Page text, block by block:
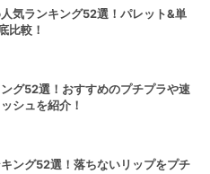
気ランキング52選！パレット&単
比較！
グ52選！おすすめのプチプラや速
シュを紹介！
ング52選！落ちないリップをプチ